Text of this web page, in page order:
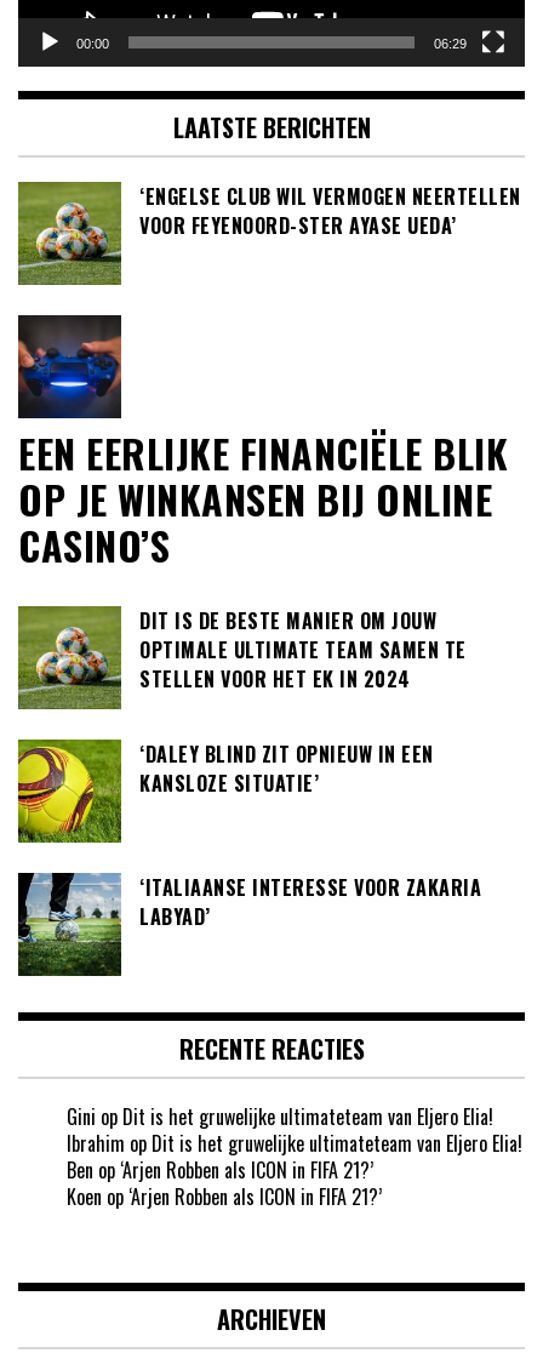
00:00 06:29
LAATSTE BERICHTEN
‘ENGELSE CLUB WIL VERMOGEN NEERTELLEN
VOOR FEYENOORD-STER AYASE UEDA’
EEN EERLIJKE FINANCIËLE BLIK
OP JE WINKANSEN BIJ ONLINE
CASINO’S
DIT IS DE BESTE MANIER OM JOUW
OPTIMALE ULTIMATE TEAM SAMEN TE
STELLEN VOOR HET EK IN 2024
‘DALEY BLIND ZIT OPNIEUW IN EEN
KANSLOZE SITUATIE’
‘ITALIAANSE INTERESSE VOOR ZAKARIA
LABYAD’
RECENTE REACTIES
Gini op Dit is het gruwelijke ultimateteam van Eljero Elia!
Ibrahim op Dit is het gruwelijke ultimateteam van Eljero Elia!
Ben op ‘Arjen Robben als ICON in FIFA 21?’
Koen op ‘Arjen Robben als ICON in FIFA 21?’
ARCHIEVEN